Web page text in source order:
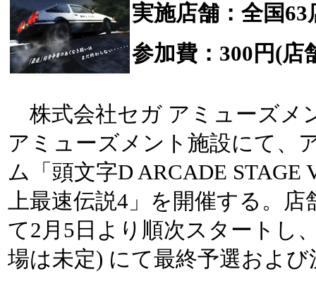
実施店舗：全国63
参加費：300円(店
株式会社セガ アミューズメ
アミューズメント施設にて、
ム「頭文字D ARCADE STAGE
上最速伝説4」を開催する。店
て2月5日より順次スタートし
場は未定) にて最終予選およ